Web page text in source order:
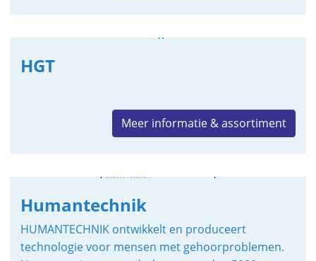
HGT
Meer informatie & assortiment
Humantechnik
HUMANTECHNIK ontwikkelt en produceert
technologie voor mensen met gehoorproblemen.